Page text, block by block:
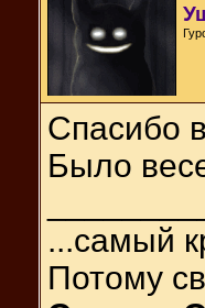
Спасибо
Было
...самый
Потому